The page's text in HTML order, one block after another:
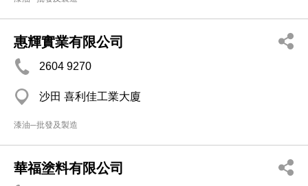
惠輝實業有限公司
2604 9270
沙田 喜利佳工業大廈
漆油─批發及製造
華福塗料有限公司